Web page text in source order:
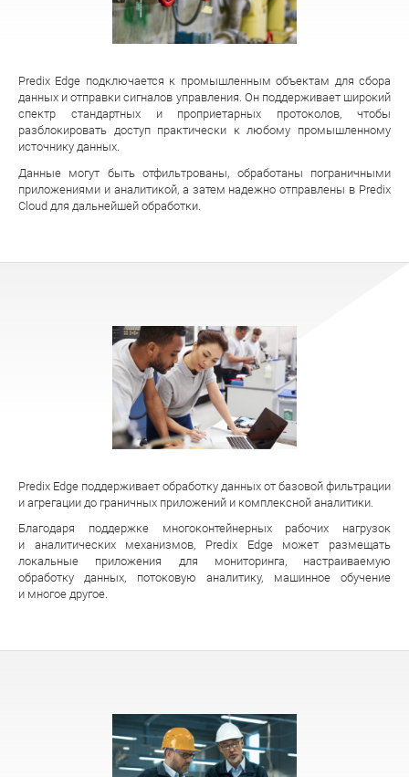
Predix Edge подключается к промышленным объектам для сбора
данных и отправки сигналов управления. Он поддерживает широкий
спектр стандартных и проприетарных протоколов, чтобы
разблокировать доступ практически к любому промышленному
источнику данных.
Данные могут быть отфильтрованы, обработаны пограничными
приложениями и аналитикой, а затем надежно отправлены в Predix
Cloud для дальнейшей обработки.
Predix Edge поддерживает обработку данных от базовой фильтрации
и агрегации до граничных приложений и комплексной аналитики.
Благодаря поддержке многоконтейнерных рабочих нагрузок
и аналитических механизмов, Predix Edge может размещать
локальные приложения для мониторинга, настраиваемую
обработку данных, потоковую аналитику, машинное обучение
и многое другое.